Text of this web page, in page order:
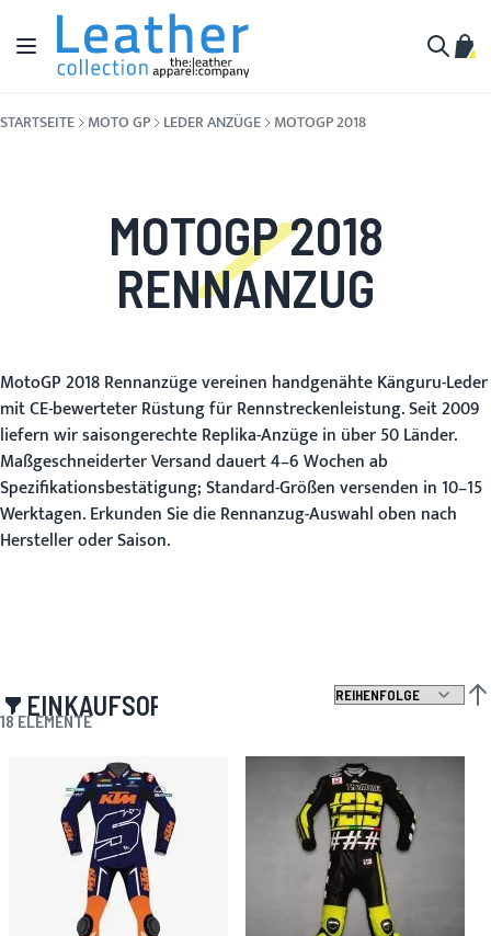
Zum Inhalt springen
Navigation umschalten
STARTSEITE MOTO GP LEDER ANZÜGE MOTOGP 2018
MOTOGP 2018
RENNANZUG
MotoGP 2018 Rennanzüge vereinen handgenähte Känguru-Leder
mit CE-bewerteter Rüstung für Rennstreckenleistung. Seit 2009
liefern wir saisongerechte Replika-Anzüge in über 50 Länder.
Maßgeschneiderter Versand dauert 4–6 Wochen ab
Spezifikationsbestätigung; Standard-Größen versenden in 10–15
Werktagen. Erkunden Sie die Rennanzug-Auswahl oben nach
Hersteller oder Saison.
EINKAUFSOPTIONEN
18 ELEMENTE